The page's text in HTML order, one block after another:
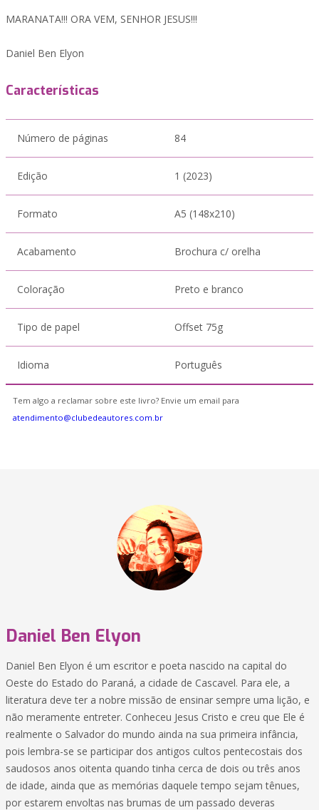
MARANATA!!! ORA VEM, SENHOR JESUS!!!
Daniel Ben Elyon
Características
Número de páginas 84
Edição 1 (2023)
Formato A5 (148x210)
Acabamento Brochura c/ orelha
Coloração Preto e branco
Tipo de papel Offset 75g
Idioma Português
Tem algo a reclamar sobre este livro? Envie um email para
atendimento@clubedeautores.com.br
Daniel Ben Elyon
Daniel Ben Elyon é um escritor e poeta nascido na capital do
Oeste do Estado do Paraná, a cidade de Cascavel. Para ele, a
literatura deve ter a nobre missão de ensinar sempre uma lição, e
não meramente entreter. Conheceu Jesus Cristo e creu que Ele é
realmente o Salvador do mundo ainda na sua primeira infância,
pois lembra-se se participar dos antigos cultos pentecostais dos
saudosos anos oitenta quando tinha cerca de dois ou três anos
de idade, ainda que as memórias daquele tempo sejam tênues,
por estarem envoltas nas brumas de um passado deveras